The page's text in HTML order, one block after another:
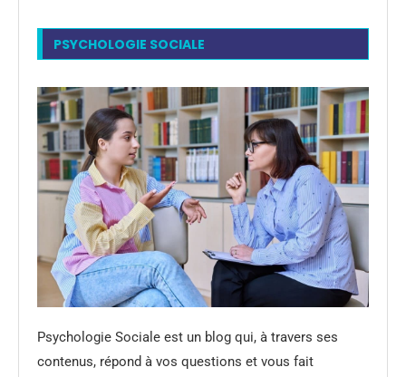
PSYCHOLOGIE SOCIALE
Psychologie Sociale est un blog qui, à travers ses
contenus, répond à vos questions et vous fait